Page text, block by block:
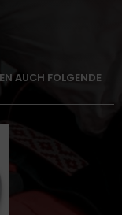
AUCH FOLGENDE